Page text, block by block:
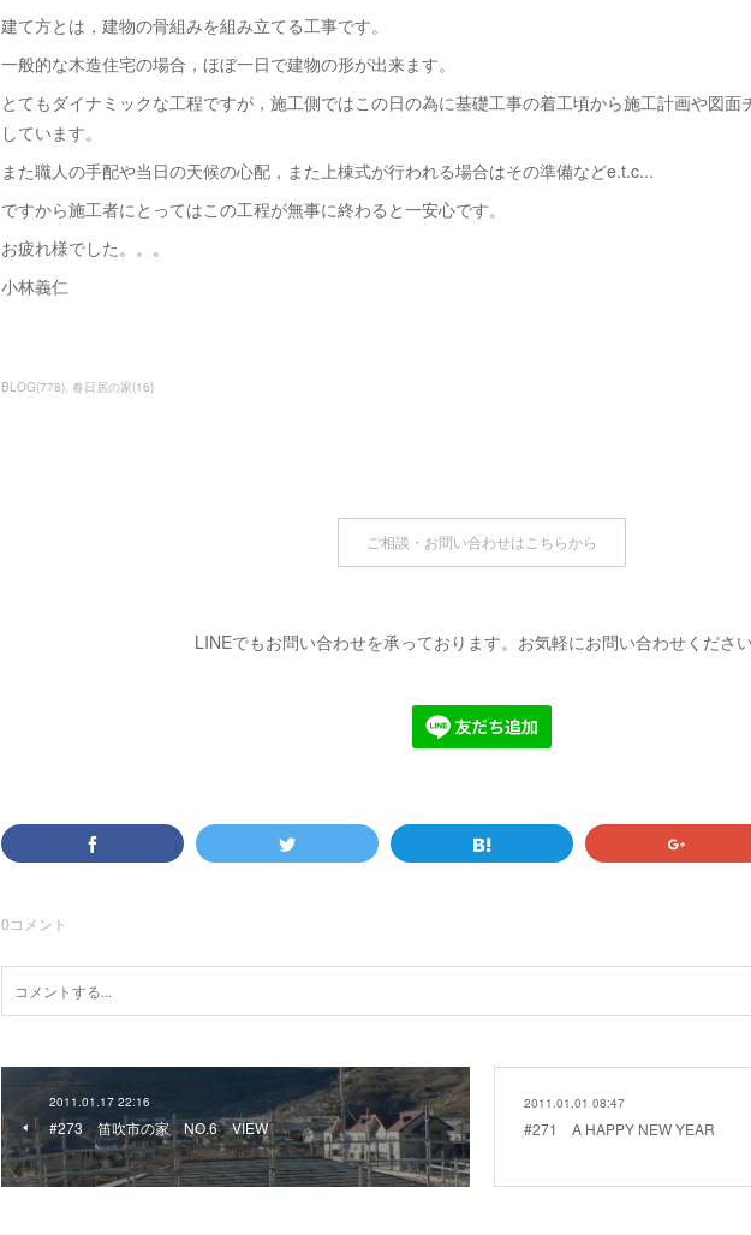
建て方とは，建物の骨組みを組み立てる工事です。
一般的な木造住宅の場合，ほぼ一日で建物の形が出来ます。
とてもダイナミックな工程ですが，施工側ではこの日の為に基礎工事の着工頃から施工計画や図面
しています。
また職人の手配や当日の天候の心配，また上棟式が行われる場合はその準備などe.t.c...
ですから施工者にとってはこの工程が無事に終わると一安心です。
お疲れ様でした。。。
小林義仁
BLOG(778) 春日居の家(16)
ご相談・お問い合わせはこちらから
LINEでもお問い合わせを承っております。お気軽にお問い合わせくださ
0コメント
2011.01.17 22:16
#273 笛吹市の家 NO.6 VIEW
2011.01.01 08:47
#271 A HAPPY NEW YEAR